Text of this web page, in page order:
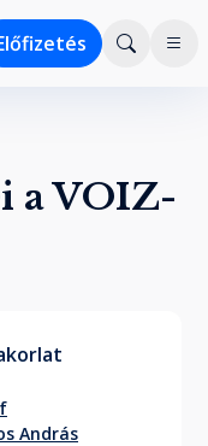
a VOIZ-
András